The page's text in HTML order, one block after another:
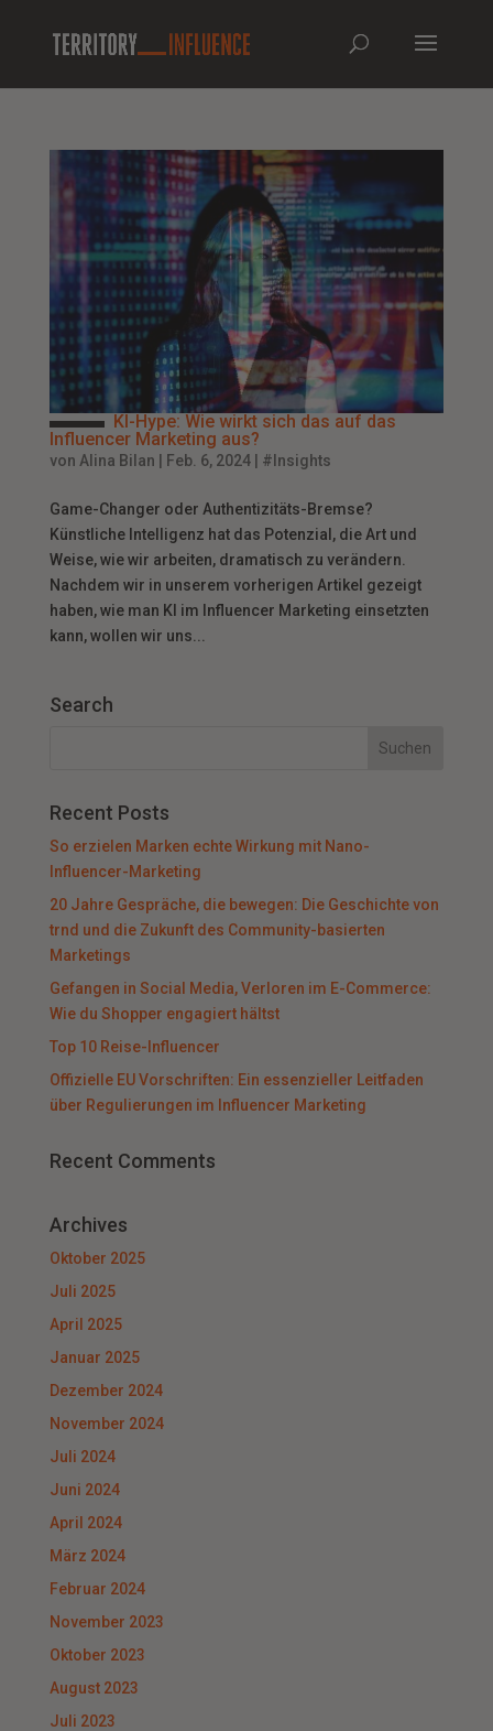
KI-Hype: Wie wirkt sich das auf das
Influencer Marketing aus?
von Alina Bilan Feb. 6, 2024| #Insights
Game-Changer oder Authentizitäts-Bremse?
Künstliche Intelligenz hat das Potenzial, die Art und
Weise, wie wir arbeiten, dramatisch zu verändern.
Nachdem wir in unserem vorherigen Artikel gezeigt
haben, wie man KI im Influencer Marketing einsetzten
kann, wollen wir uns...
Search
Recent Posts
So erzielen Marken echte Wirkung mit Nano-
Influencer-Marketing
20 Jahre Gespräche, die bewegen: Die Geschichte von
trnd und die Zukunft des Community-basierten
Marketings
Gefangen in Social Media, Verloren im E-Commerce:
Wie du Shopper engagiert hältst
Top 10 Reise-Influencer
Offizielle EU Vorschriften: Ein essenzieller Leitfaden
über Regulierungen im Influencer Marketing
Recent Comments
Archives
Oktober 2025
Juli 2025
April 2025
Januar 2025
Dezember 2024
November 2024
Juli 2024
Juni 2024
April 2024
März 2024
Februar 2024
November 2023
Oktober 2023
August 2023
Juli 2023